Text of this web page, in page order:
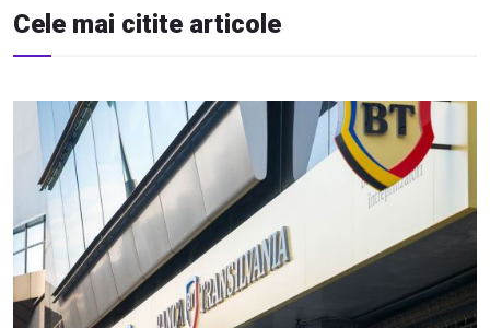
Cele mai citite articole